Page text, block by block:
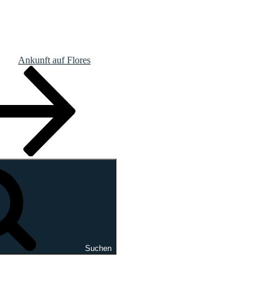
Ankunft auf Flores
Suchen